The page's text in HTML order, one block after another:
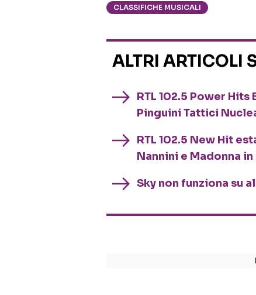
CLASSIFICHE MUSICALI
ALTRI ARTICOLI
RTL 102.5 Power Hits
Pinguini Tattici
RTL 102.5 New Hit
Nannini e Madonna
Sky non funziona su